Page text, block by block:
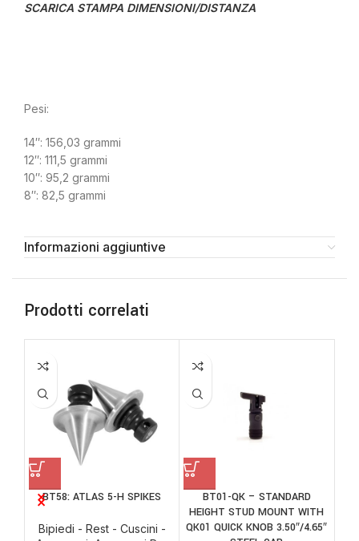
SCARICA STAMPA DIMENSIONI/DISTANZA
Pesi:
14″: 156,03 grammi
12″: 111,5 grammi
10″: 95,2 grammi
8″: 82,5 grammi
Informazioni aggiuntive
Prodotti correlati
BT58: ATLAS 5-H SPIKES
Bipiedi - Rest - Cuscini -
BT01-QK – STANDARD
HEIGHT STUD MOUNT WITH
QK01 QUICK KNOB 3.50″/4.65″